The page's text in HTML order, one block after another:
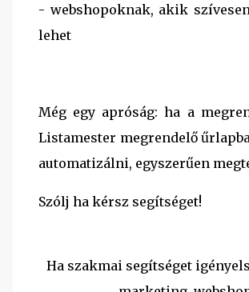
- webshopoknak, akik
lehet
Még egy apróság: ha a
Listamester megrendelő
automatizálni, egyszerűen
Szólj ha kérsz segítséget!
Ha szakmai segítséget